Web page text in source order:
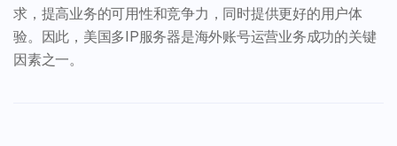
求，提高业务的可用性和竞争力，同时提供更好的用户体
验。因此，美国多IP服务器是海外账号运营业务成功的关键
因素之一。